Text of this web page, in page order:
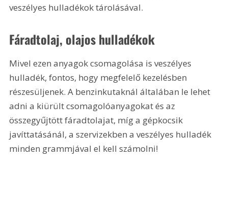
veszélyes hulladékok tárolásával.
Fáradtolaj, olajos hulladékok
Mivel ezen anyagok csomagolása is veszélyes
hulladék, fontos, hogy megfelelő kezelésben
részesüljenek. A benzinkutaknál általában le lehet
adni a kiürült csomagolóanyagokat és az
összegyűjtött fáradtolajat, míg a gépkocsik
javíttatásánál, a szervizekben a veszélyes hulladék
minden grammjával el kell számolni!